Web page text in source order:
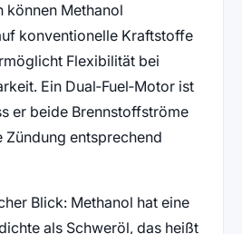
können Methanol
konventionelle Kraftstoffe
Flexibilität bei
Ein Dual‑Fuel‑Motor ist
er beide Brennstoffströme
Zündung entsprechend
Blick: Methanol hat eine
als Schweröl, das heißt